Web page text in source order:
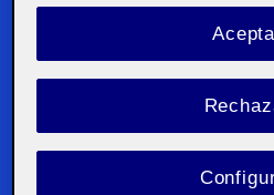
Tomando como punto
principios heurísticos